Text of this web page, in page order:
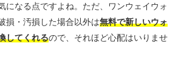
になる点ですよね。ただ、ワンウェイウォ
損・汚損した場合以外は無料で新しいウォ
してくれるので、それほど心配はいりませ